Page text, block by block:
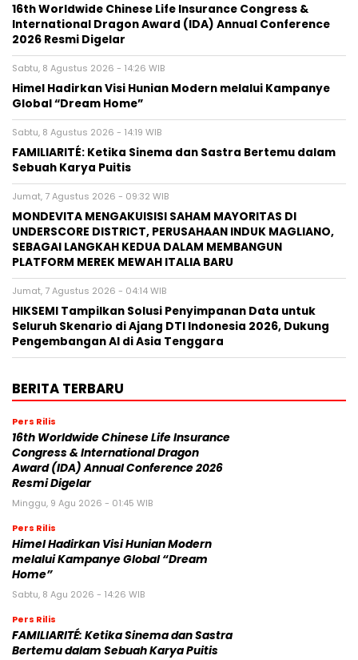
16th Worldwide Chinese Life Insurance Congress &
International Dragon Award (IDA) Annual Conference
2026 Resmi Digelar
Sabtu, 8 Agustus 2026 - 14:26 WIB
Himel Hadirkan Visi Hunian Modern melalui Kampanye
Global “Dream Home”
Sabtu, 8 Agustus 2026 - 14:19 WIB
FAMILIARITÉ: Ketika Sinema dan Sastra Bertemu dalam
Sebuah Karya Puitis
Jumat, 7 Agustus 2026 - 09:32 WIB
MONDEVITA MENGAKUISISI SAHAM MAYORITAS DI
UNDERSCORE DISTRICT, PERUSAHAAN INDUK MAGLIANO,
SEBAGAI LANGKAH KEDUA DALAM MEMBANGUN
PLATFORM MEREK MEWAH ITALIA BARU
Jumat, 7 Agustus 2026 - 04:14 WIB
HIKSEMI Tampilkan Solusi Penyimpanan Data untuk
Seluruh Skenario di Ajang DTI Indonesia 2026, Dukung
Pengembangan AI di Asia Tenggara
BERITA TERBARU
Pers Rilis
16th Worldwide Chinese Life Insurance
Congress & International Dragon
Award (IDA) Annual Conference 2026
Resmi Digelar
Minggu, 9 Agu 2026 - 01:45 WIB
Pers Rilis
Himel Hadirkan Visi Hunian Modern
melalui Kampanye Global “Dream
Home”
Sabtu, 8 Agu 2026 - 14:26 WIB
Pers Rilis
FAMILIARITÉ: Ketika Sinema dan Sastra
Bertemu dalam Sebuah Karya Puitis